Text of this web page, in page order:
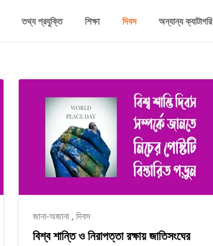
তথ্য প্রযুক্তি শিক্ষা দিবস অন্যান্য ক্যাটাগরি
জানা-অজানা , দিবস
বিশ্ব শান্তি ও নিরাপত্তা রক্ষায় জাতিসংঘের